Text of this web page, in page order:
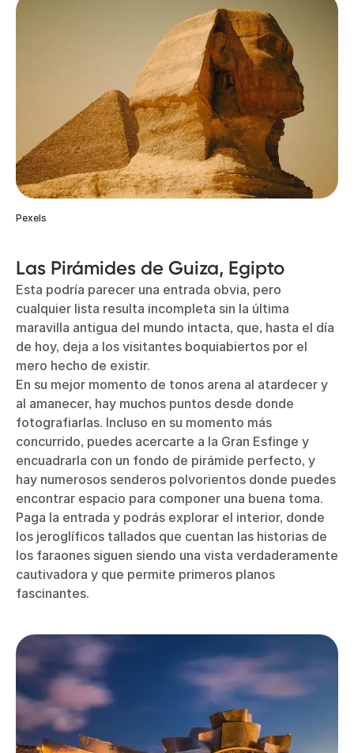
Pexels
Las Pirámides de Guiza, Egipto
Esta podría parecer una entrada obvia, pero
cualquier lista resulta incompleta sin la última
maravilla antigua del mundo intacta, que, hasta el día
de hoy, deja a los visitantes boquiabiertos por el
mero hecho de existir.
En su mejor momento de tonos arena al atardecer y
al amanecer, hay muchos puntos desde donde
fotografiarlas. Incluso en su momento más
concurrido, puedes acercarte a la Gran Esfinge y
encuadrarla con un fondo de pirámide perfecto, y
hay numerosos senderos polvorientos donde puedes
encontrar espacio para componer una buena toma.
Paga la entrada y podrás explorar el interior, donde
los jeroglíficos tallados que cuentan las historias de
los faraones siguen siendo una vista verdaderamente
cautivadora y que permite primeros planos
fascinantes.